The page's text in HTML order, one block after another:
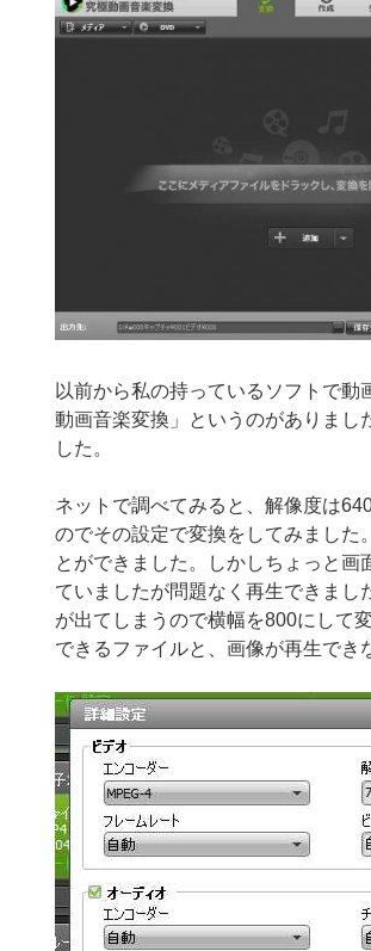
以前から私の持っているソフトで
動画音楽変換」というのがありまし
した。
ネットで調べてみると、解像度は
のでその設定で変換をしてみました
とができました。しかしちょっと画
ていましたが問題なく再生できま
が出てしまうので横幅を800にして
できるファイルと、画像が再生でき